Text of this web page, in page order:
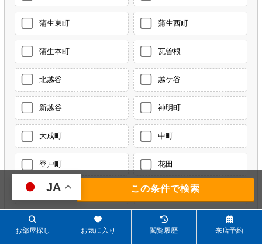
蒲生東町 蒲生西町
蒲生本町 瓦曽根
北越谷 越ケ谷
新越谷 神明町
大成町 中町
登戸町 花田
東大沢 東越谷
南越谷
163 件
お部屋探し お気に入り 閲覧履歴 来店予約
JA